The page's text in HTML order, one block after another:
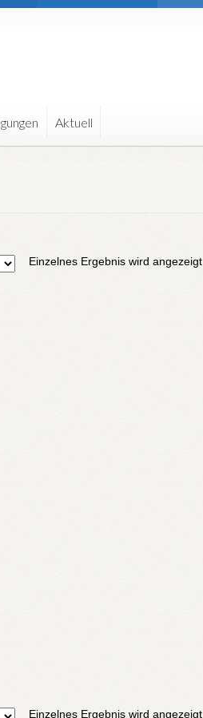
Aktuell
Einzelnes Ergebnis wird angezeigt
Einzelnes Ergebnis wird angezeigt